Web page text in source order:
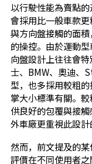
以行駛性能為賣點
會採用比一般車款
與方向盤接觸的面
的操控。由於運動
向盤設計上往往會
士、BMW、奧迪、
型，也多採用較粗
掌大小標準有關。
供良好的包覆與接
外車廠更重視此設計
然而，前文提及的
評價在不同使用者之